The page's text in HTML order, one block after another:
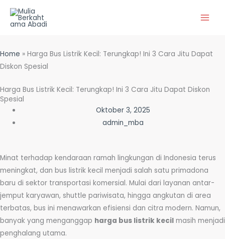
Lewati
Home » Harga Bus Listrik Kecil: Terungkap! Ini 3 Cara Jitu Dapat
Diskon Spesial
Harga Bus Listrik Kecil: Terungkap! Ini 3 Cara Jitu Dapat Diskon
Spesial
Oktober 3, 2025
admin_mba
Minat terhadap kendaraan ramah lingkungan di Indonesia terus
meningkat, dan bus listrik kecil menjadi salah satu primadona
baru di sektor transportasi komersial. Mulai dari layanan antar-
jemput karyawan, shuttle pariwisata, hingga angkutan di area
terbatas, bus ini menawarkan efisiensi dan citra modern. Namun,
banyak yang menganggap harga bus listrik kecil masih menjadi
penghalang utama.